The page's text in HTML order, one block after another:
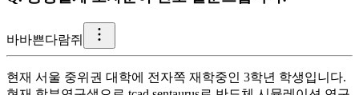
바바쁜다람쥐
현재 서울 중위권 대학에 전자쪽 재학중인 3학년 학생입니다.